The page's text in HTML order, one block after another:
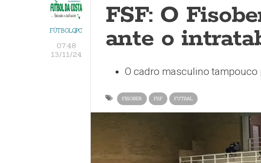
FÚTBOLQPC
07:48
13/11/24
FSF: O
ante o
O cadro masculino tampouco
FISOBER FSF FUTSAL